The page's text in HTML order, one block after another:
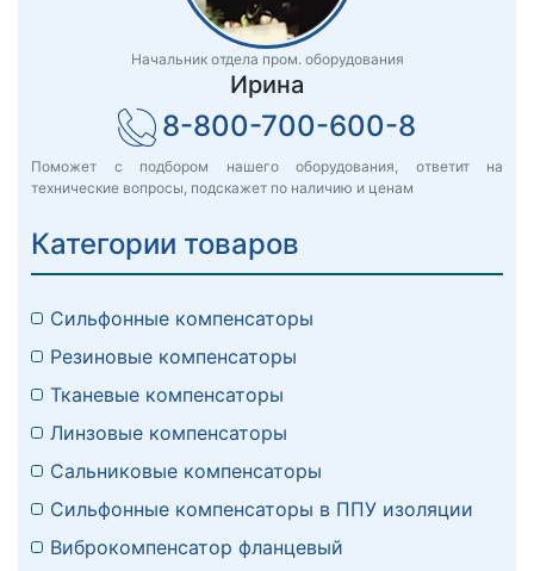
Начальник отдела пром. оборудования
Ирина
8-800-700-600-8
Поможет с подбором нашего оборудования, ответит на
технические вопросы, подскажет по наличию и ценам
Категории товаров
Сильфонные компенсаторы
Резиновые компенсаторы
Тканевые компенсаторы
Линзовые компенсаторы
Сальниковые компенсаторы
Сильфонные компенсаторы в ППУ изоляции
Виброкомпенсатор фланцевый